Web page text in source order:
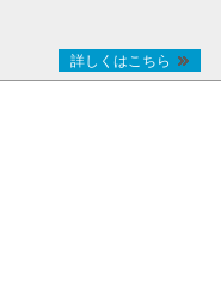
詳しくはこちら